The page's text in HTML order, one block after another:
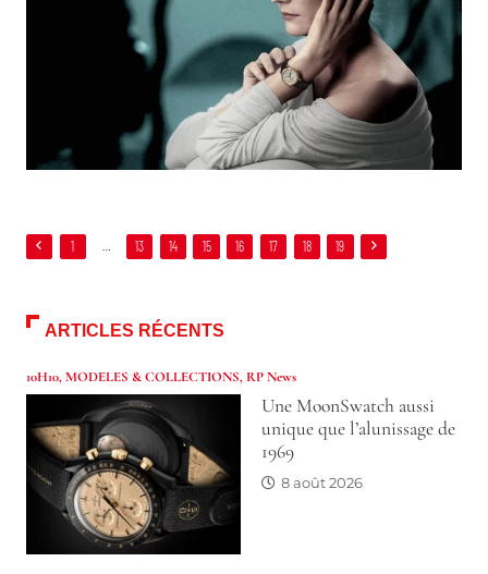
1 … 13 14 15 16 17 18 19
ARTICLES RÉCENTS
10H10,MODELES & COLLECTIONS, RP News
Une MoonSwatch aussi
unique que l’alunissage de
1969
8 août 2026